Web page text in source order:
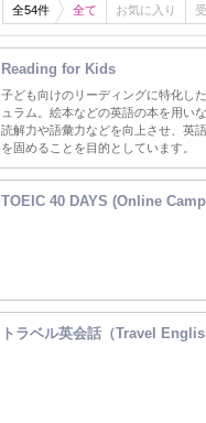
全54件 全て お気に入り
Reading for Kids
子ども向けのリーディングに特化し
ュラム。絵本などの英語の本を用いな
読解力や語彙力などを向上させ、英
を固めることを目的としています。
TOEIC 40 DAYS (Online
トラベル英会話（Travel